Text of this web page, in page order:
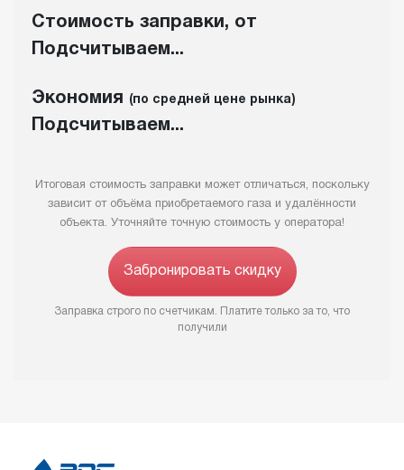
Стоимость заправки, от
Подсчитываем...
Экономия (по средней цене рынка)
Подсчитываем...
Итоговая стоимость заправки может отличаться, поскольку
зависит от объёма приобретаемого газа и удалённости
объекта. Уточняйте точную стоимость у оператора!
Забронировать скидку
Заправка строго по счетчикам. Платите только за то, что
получили